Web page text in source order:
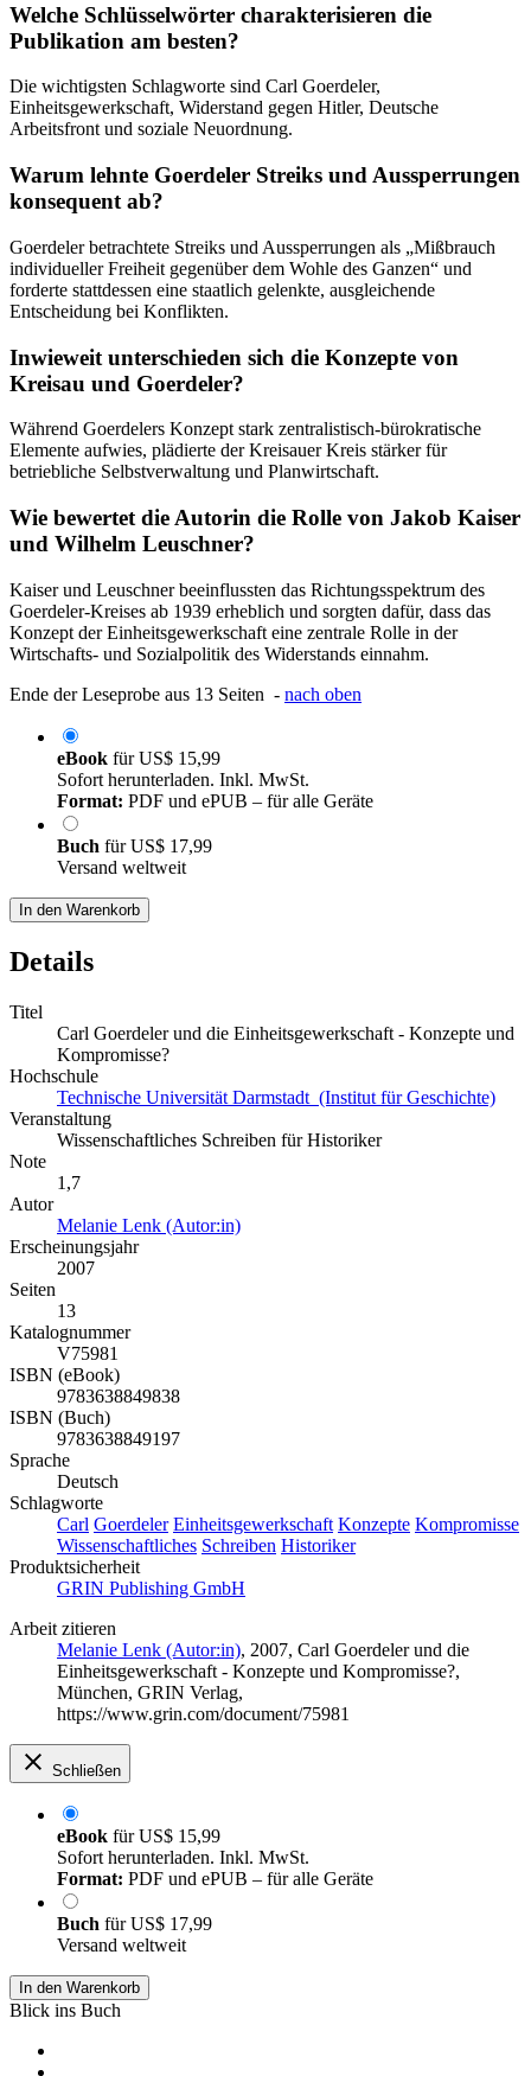
Welche Schlüsselwörter charakterisieren die
Publikation am besten?
Die wichtigsten Schlagworte sind Carl Goerdeler,
Einheitsgewerkschaft, Widerstand gegen Hitler, Deutsche
Arbeitsfront und soziale Neuordnung.
Warum lehnte Goerdeler Streiks und Aussperrungen
konsequent ab?
Goerdeler betrachtete Streiks und Aussperrungen als „Mißbrauch
individueller Freiheit gegenüber dem Wohle des Ganzen“ und
forderte stattdessen eine staatlich gelenkte, ausgleichende
Entscheidung bei Konflikten.
Inwieweit unterschieden sich die Konzepte von
Kreisau und Goerdeler?
Während Goerdelers Konzept stark zentralistisch-bürokratische
Elemente aufwies, plädierte der Kreisauer Kreis stärker für
betriebliche Selbstverwaltung und Planwirtschaft.
Wie bewertet die Autorin die Rolle von Jakob Kaiser
und Wilhelm Leuschner?
Kaiser und Leuschner beeinflussten das Richtungsspektrum des
Goerdeler-Kreises ab 1939 erheblich und sorgten dafür, dass das
Konzept der Einheitsgewerkschaft eine zentrale Rolle in der
Wirtschafts- und Sozialpolitik des Widerstands einnahm.
Ende der Leseprobe aus 13 Seiten - nach oben
eBook fürUS$ 15,99
Sofort herunterladen. Inkl. MwSt.
Format: PDF und ePUB – für alle Geräte
Buch fürUS$ 17,99
Versand weltweit
In den Warenkorb
Details
Titel
Carl Goerdeler und die Einheitsgewerkschaft - Konzepte und
Kompromisse?
Hochschule
Technische Universität Darmstadt (Institut für Geschichte)
Veranstaltung
Wissenschaftliches Schreiben für Historiker
Note
1,7
Autor
Melanie Lenk (Autor:in)
Erscheinungsjahr
2007
Seiten
13
Katalognummer
V75981
ISBN (eBook)
9783638849838
ISBN (Buch)
9783638849197
Sprache
Deutsch
Schlagworte
Carl Goerdeler Einheitsgewerkschaft Konzepte Kompromisse
Wissenschaftliches Schreiben Historiker
Produktsicherheit
GRIN Publishing GmbH
Arbeit zitieren
Melanie Lenk (Autor:in), 2007, Carl Goerdeler und die
Einheitsgewerkschaft - Konzepte und Kompromisse?,
München, GRIN Verlag,
https://www.grin.com/document/75981
Schließen
eBook fürUS$ 15,99
Sofort herunterladen. Inkl. MwSt.
Format: PDF und ePUB – für alle Geräte
Buch fürUS$ 17,99
Versand weltweit
In den Warenkorb
Blick ins Buch